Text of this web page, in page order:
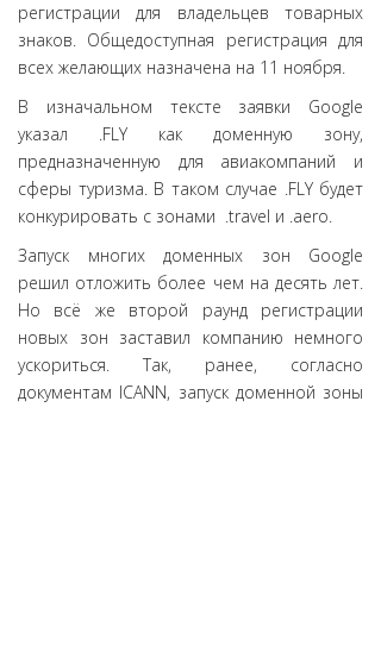
регистрации для владельцев товарных
знаков. Общедоступная регистрация для
всех желающих назначена на 11 ноября.
В изначальном тексте заявки Google
указал .FLY как доменную зону,
предназначенную для авиакомпаний и
сферы туризма. В таком случае .FLY будет
конкурировать с зонами .travel и .aero.
Запуск многих доменных зон Google
решил отложить более чем на десять лет.
Но всё же второй раунд регистрации
новых зон заставил компанию немного
ускориться. Так, ранее, согласно
документам ICANN, запуск доменной зоны